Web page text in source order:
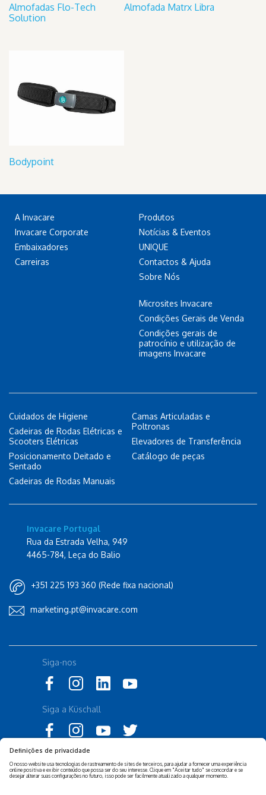
Almofadas Flo-Tech
Solution
Almofada Matrx Libra
Bodypoint
A Invacare
Invacare Corporate
Embaixadores
Carreiras
Produtos
Notícias & Eventos
UNIQUE
Contactos & Ajuda
Sobre Nós
Microsites Invacare
Condições Gerais de Venda
Condições gerais de
patrocínio e utilização de
imagens Invacare
Cuidados de Higiene
Cadeiras de Rodas Elétricas e
Scooters Elétricas
Posicionamento Deitado e
Sentado
Cadeiras de Rodas Manuais
Camas Articuladas e
Poltronas
Elevadores de Transferência
Catálogo de peças
Invacare Portugal
Rua da Estrada Velha, 949
4465-784, Leça do Balio
+351 225 193 360 (Rede fixa nacional)
marketing.pt@invacare.com
Declaração de Acessibilidade
Política Legal Invacare
Siga-nos
Siga a Küschall